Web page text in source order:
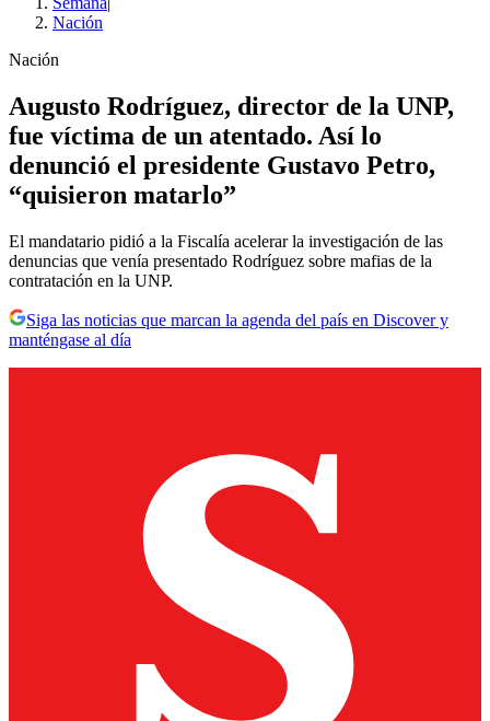
Nación
Nación
Augusto Rodríguez, director de la UNP,
fue víctima de un atentado. Así lo
denunció el presidente Gustavo Petro,
“quisieron matarlo”
El mandatario pidió a la Fiscalía acelerar la investigación de las
denuncias que venía presentado Rodríguez sobre mafias de la
contratación en la UNP.
Siga las noticias que marcan la agenda del país en Discover y
manténgase al día